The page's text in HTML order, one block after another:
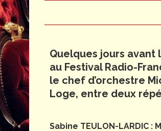
Quelques jours avant
au Festival Radio-
le chef d’orchestre
Loge, entre deux
Sabine TEULON-LARDIC